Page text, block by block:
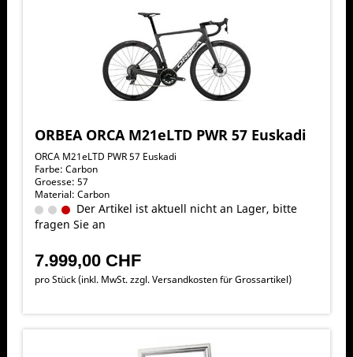
ORBEA ORCA M21eLTD PWR 57 Euskadi
ORCA M21eLTD PWR 57 Euskadi
Farbe: Carbon
Groesse: 57
Material: Carbon
Der Artikel ist aktuell nicht an Lager, bitte
fragen Sie an
7.999,00 CHF
pro Stück (inkl. MwSt. zzgl.Versandkosten für Grossartikel)